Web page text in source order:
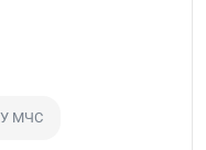
МЧС